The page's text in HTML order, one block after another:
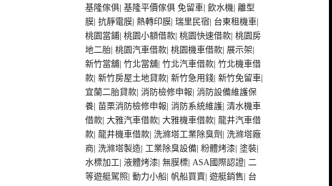
基隆傢俱 |基隆平價傢俱 免留車 |飲水機 |離型
膜 |抗靜電膜 |熱轉印膜 |瑞里民宿 台東租機車
桃園當鋪 |桃園小額借款 |桃園快速借款 |桃園房
地二胎 |桃園汽車借款 |桃園機車借款 展示架
新竹當舖 |竹北當舖 |竹北汽車借款 |竹北機車借
款 |新竹房屋土地貸款 |新竹急用錢 |新竹免留車
宜蘭二胎貸款 |消防檢修申報 |消防設備維護保
養 |苗栗消防檢修申報 |消防系統維護 |清水機車
借款 |大雅汽車借款 |大雅機車借款 |龍井汽車借
款 |龍井機車借款 洗滌塔工業除臭劑
洗滌塔廠
商 洗滌塔製造 工業除臭設備 |粉體烤漆 |塗裝
水標加工 |液體烤漆 |無膜標 |ASA國際認證 |二
等遊艇駕照 |動力小船 帆船買賣 |遊艇銷售 台